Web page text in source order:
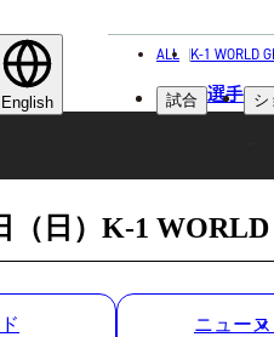
English
ALL K-1 WORLD
試合 選手 シ
（日）K-1
ニュー